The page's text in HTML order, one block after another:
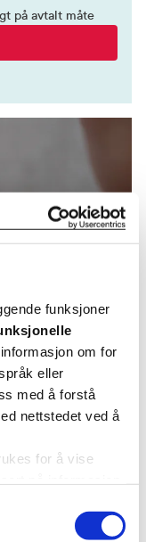
funksjoner
om for
eller
med å forstå
nettstedet ved å
for å vise
på avtalt måte